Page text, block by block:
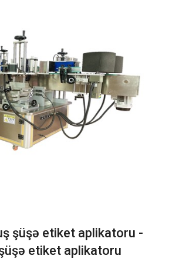
şüşə etiket aplikatoru -
etiket aplikatoru